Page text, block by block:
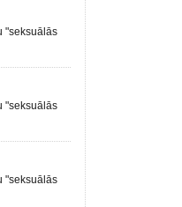
"seksuālās
"seksuālās
"seksuālās